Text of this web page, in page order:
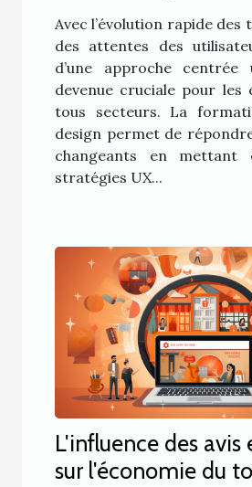
Avec l’évolution rapide des
des attentes des
d’une approche centrée
devenue cruciale pour les
tous secteurs. La
design permet de
changeants en mettant
stratégies UX...
L'influence des avis
sur l'économie du